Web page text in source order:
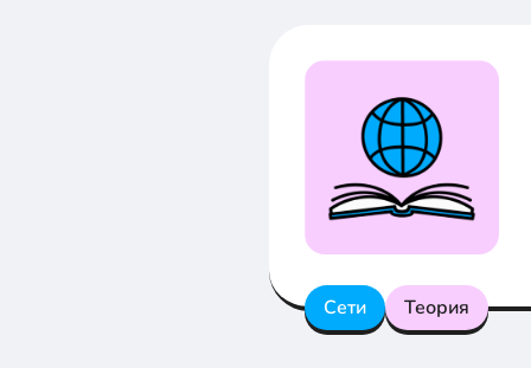
Сети Теория